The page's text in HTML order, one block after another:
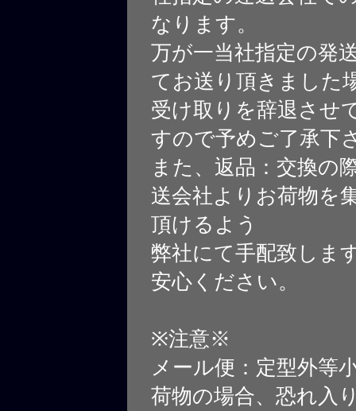
なります。
万が一当社指定の発
てお送り頂きました
受け取りを辞退させ
すので予めご了承下
また、返品：交換の
送会社よりお荷物を
頂けるよう
弊社にて手配致しま
安心ください。
※注意※
メール便：定型外等
荷物の場合、恐れ入